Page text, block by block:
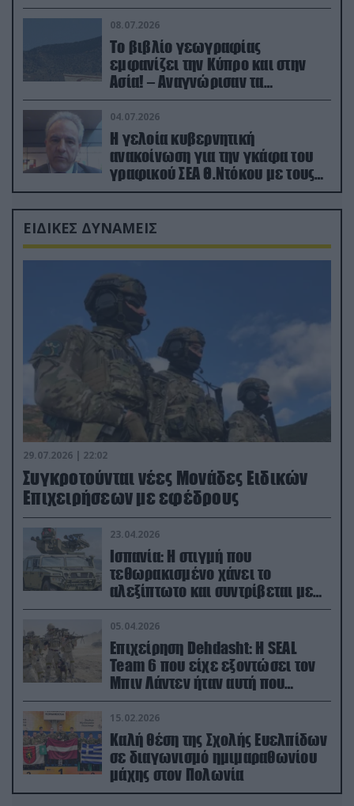
08.07.2026
Το βιβλίο γεωγραφίας
εμφανίζει την Κύπρο και στην
Ασία! – Αναγνώρισαν τα
κατεχόμενα; (φωτο)
04.07.2026
Η γελοία κυβερνητική
ανακοίνωση για την γκάφα του
γραφικού ΣΕΑ Θ.Ντόκου με τους
Ρώσους φαρσέρ
ΕΙΔΙΚΕΣ ΔΥΝΑΜΕΙΣ
29.07.2026 | 22:02
Συγκροτούνται νέες Μονάδες Ειδικών
Επιχειρήσεων με εφέδρους
23.04.2026
Ισπανία: Η στιγμή που
τεθωρακισμένο χάνει το
αλεξίπτωτο και συντρίβεται με
ορμή στο έδαφος (βίντεο)
05.04.2026
Επιχείρηση Dehdasht: Η SEAL
Team 6 που είχε εξοντώσει τον
Μπιν Λάντεν ήταν αυτή που
διέσωσε τον πιλότο του F-15
15.02.2026
Καλή θέση της Σχολής Ευελπίδων
σε διαγωνισμό ημιμαραθωνίου
μάχης στον Πολωνία